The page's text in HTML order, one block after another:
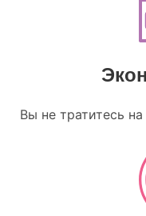
Вы не тратитесь